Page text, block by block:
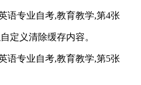
定义清除缓存内容。